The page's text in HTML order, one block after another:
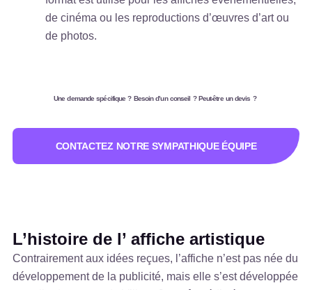
de cinéma ou les reproductions d’œuvres d’art ou
de photos.
Une demande spécifique ? Besoin d’un conseil ? Peut-être un devis ?
CONTACTEZ NOTRE SYMPATHIQUE ÉQUIPE
L’histoire de l’ affiche artistique
Contrairement aux idées reçues, l’affiche n’est pas née du
développement de la publicité, mais elle s’est développée